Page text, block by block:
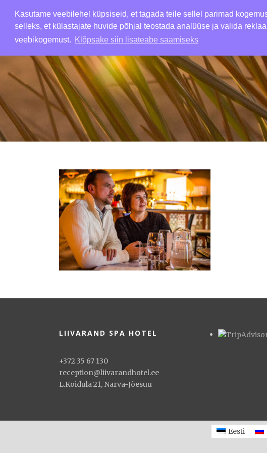
LIIVARAND SPA HOTEL
+372 35 67 130
reception@liivarandhotel.ee
L.Koidula 21, Narva-Jõesuu
Eesti
Kasutame veebilehel küpsiseid, et tagada teile sellel parimad
selleks, et külastajate huvide põhjal teostada analüüse ja valida
veebikogemust.
Klõpsake siin lisateabe saamiseks